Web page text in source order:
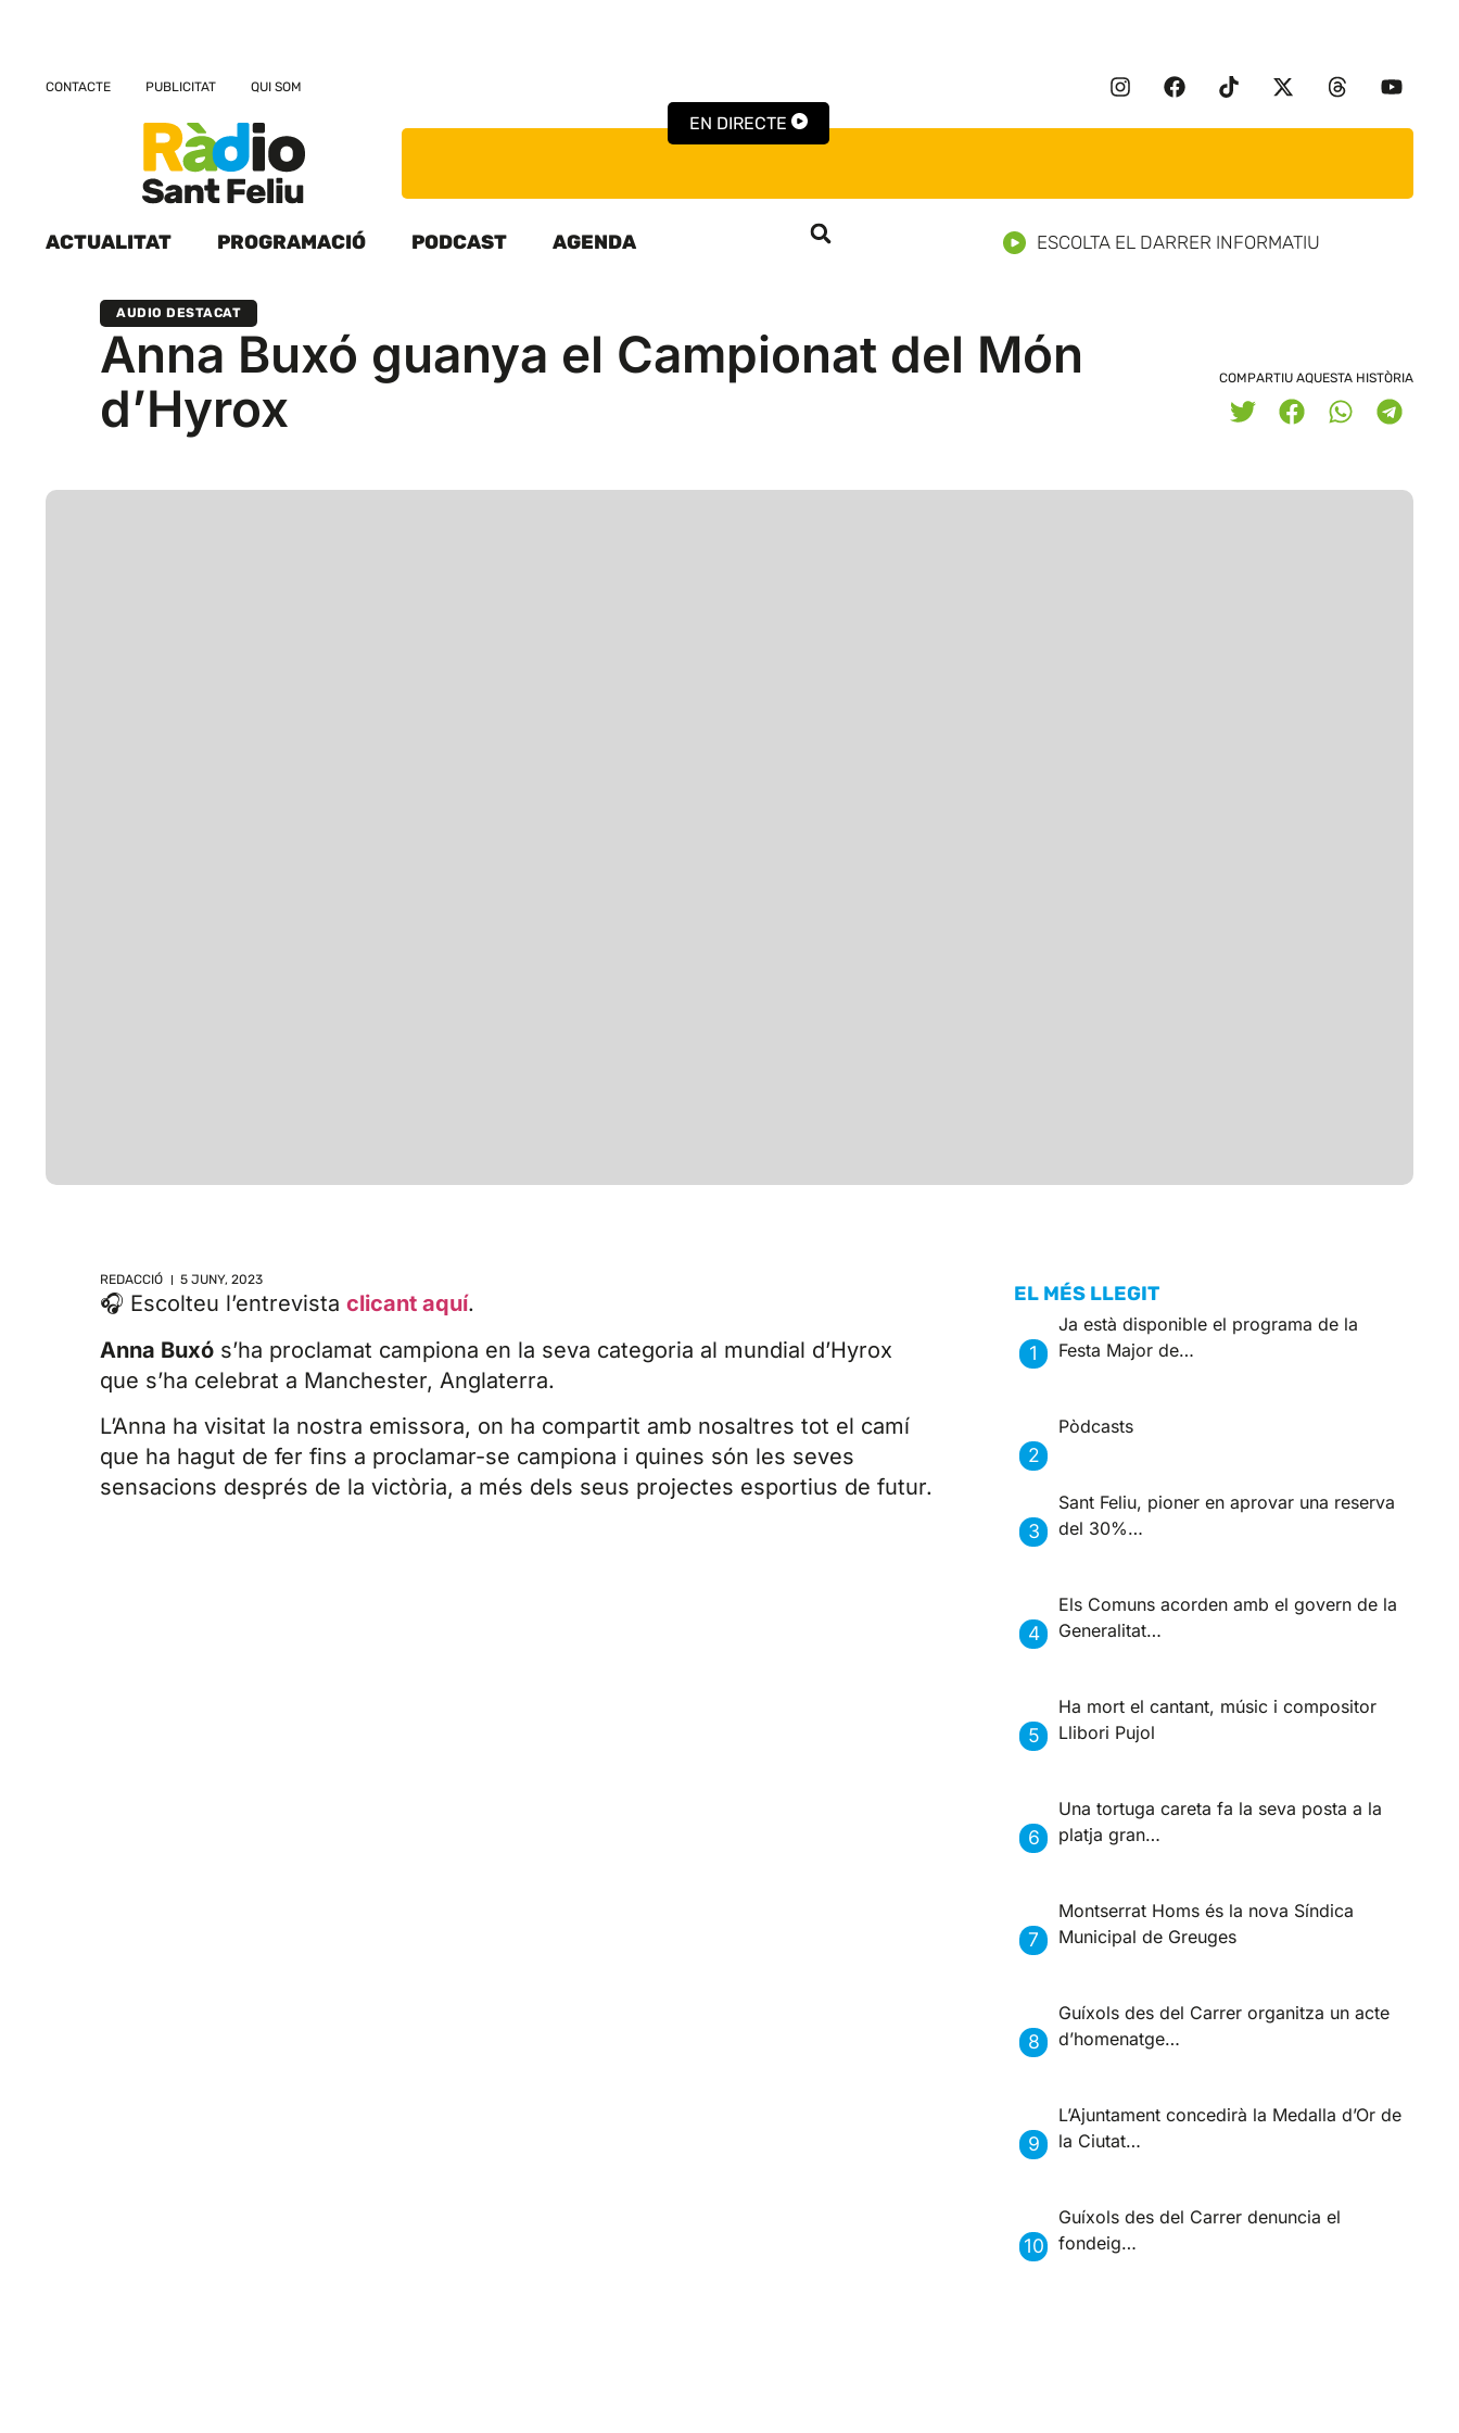
CONTACTE PUBLICITAT QUI SOM
EN DIRECTE
ACTUALITAT PROGRAMACIÓ PODCAST AGENDA ESCOLTA EL DARRER INFORMATIU
AUDIO DESTACAT
Anna Buxó guanya el Campionat del Món
d’Hyrox
COMPARTIU AQUESTA HISTÒRIA
REDACCIÓ 5 JUNY, 2023
🎧 Escolteu l’entrevista clicant aquí.
Anna Buxó s’ha proclamat campiona en la seva categoria al mundial d’Hyrox
que s’ha celebrat a Manchester, Anglaterra.
L’Anna ha visitat la nostra emissora, on ha compartit amb nosaltres tot el camí
que ha hagut de fer fins a proclamar-se campiona i quines són les seves
sensacions després de la victòria, a més dels seus projectes esportius de futur.
EL MÉS LLEGIT
Ja està disponible el programa de la
Festa Major de…
Pòdcasts
Sant Feliu, pioner en aprovar una reserva
del 30%…
Els Comuns acorden amb el govern de la
Generalitat…
Ha mort el cantant, músic i compositor
Llibori Pujol
Una tortuga careta fa la seva posta a la
platja gran…
Montserrat Homs és la nova Síndica
Municipal de Greuges
Guíxols des del Carrer organitza un acte
d’homenatge…
L’Ajuntament concedirà la Medalla d’Or de
la Ciutat…
Guíxols des del Carrer denuncia el
fondeig…